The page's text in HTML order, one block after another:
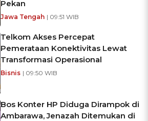
Pekan
Jawa Tengah | 09:51 WIB
Telkom Akses Percepat
Pemerataan Konektivitas Lewat
Transformasi Operasional
Bisnis | 09:50 WIB
Bos Konter HP Diduga Dirampok di
Ambarawa, Jenazah Ditemukan di